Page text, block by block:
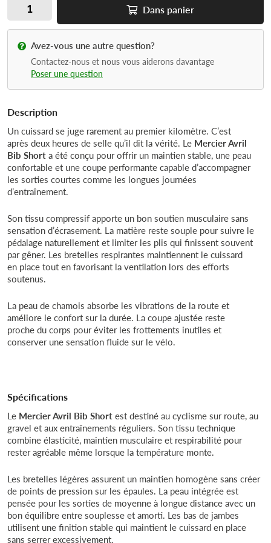
Dans panier
Avez-vous une autre question?
Contactez-nous et nous vous aiderons davantage
Poser une question
Description
Un cuissard se juge rarement au premier kilomètre. C’est
après deux heures de selle qu’il dit la vérité. Le Mercier Avril
Bib Shorta été conçu pour offrir un maintien stable, une peau
confortable et une coupe performante capable d’accompagner
les sorties courtes comme les longues journées
d’entraînement.
Son tissu compressif apporte un bon soutien musculaire sans
sensation d’écrasement. La matière reste souple pour suivre le
pédalage naturellement et limiter les plis qui finissent souvent
par gêner. Les bretelles respirantes maintiennent le cuissard
en place tout en favorisant la ventilation lors des efforts
soutenus.
La peau de chamois absorbe les vibrations de la route et
améliore le confort sur la durée. La coupe ajustée reste
proche du corps pour éviter les frottements inutiles et
conserver une sensation fluide sur le vélo.
Spécifications
Le Mercier Avril Bib Shortest destiné au cyclisme sur route, au
gravel et aux entraînements réguliers. Son tissu technique
combine élasticité, maintien musculaire et respirabilité pour
rester agréable même lorsque la température monte.
Les bretelles légères assurent un maintien homogène sans créer
de points de pression sur les épaules. La peau intégrée est
pensée pour les sorties de moyenne à longue distance avec un
bon équilibre entre souplesse et amorti. Les bas de jambes
utilisent une finition stable qui maintient le cuissard en place
sans serrer excessivement.